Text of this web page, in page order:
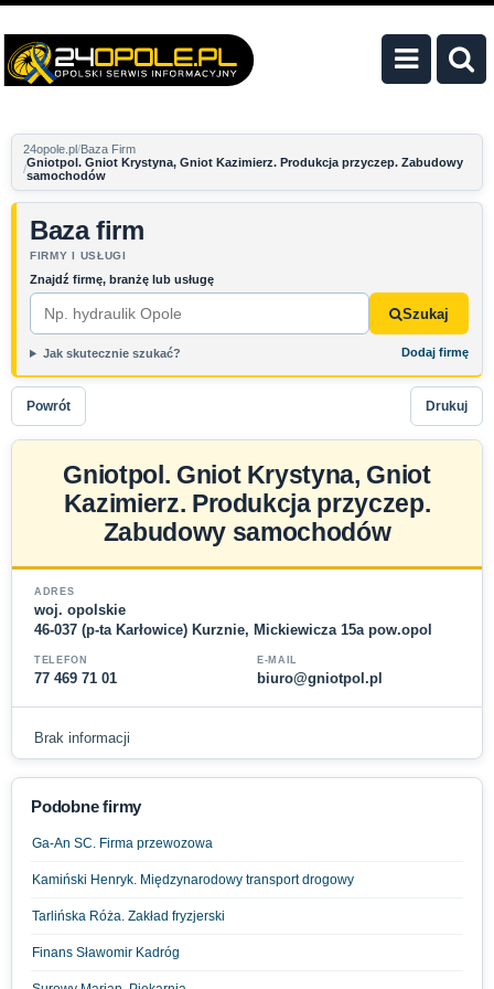
24opole.pl Baza Firm
Gniotpol. Gniot Krystyna, Gniot Kazimierz. Produkcja przyczep. Zabudowy
samochodów
Baza firm
FIRMY I USŁUGI
Znajdź firmę, branżę lub usługę
Szukaj
Jak skutecznie szukać? Dodaj firmę
Powrót Drukuj
Gniotpol. Gniot Krystyna, Gniot
Kazimierz. Produkcja przyczep.
Zabudowy samochodów
ADRES
woj. opolskie
46-037 (p-ta Karłowice) Kurznie, Mickiewicza 15a pow.opol
TELEFON
77 469 71 01
E-MAIL
biuro@gniotpol.pl
Brak informacji
Podobne firmy
Ga-An SC. Firma przewozowa
Kamiński Henryk. Międzynarodowy transport drogowy
Tarlińska Róża. Zakład fryzjerski
Finans Sławomir Kadróg